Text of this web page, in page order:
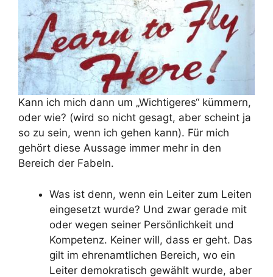
Kann ich mich dann um „Wichtigeres“ kümmern,
oder wie? (wird so nicht gesagt, aber scheint ja
so zu sein, wenn ich gehen kann). Für mich
gehört diese Aussage immer mehr in den
Bereich der Fabeln.
Was ist denn, wenn ein Leiter zum Leiten
eingesetzt wurde? Und zwar gerade mit
oder wegen seiner Persönlichkeit und
Kompetenz. Keiner will, dass er geht. Das
gilt im ehrenamtlichen Bereich, wo ein
Leiter demokratisch gewählt wurde, aber